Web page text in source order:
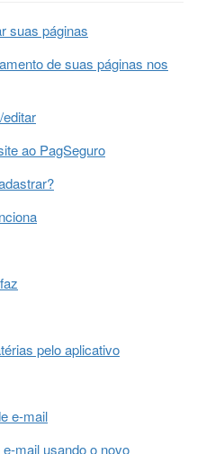
suas páginas
de suas páginas nos
ao PagSeguro
pelo aplicativo
e-mail
mail usando o novo